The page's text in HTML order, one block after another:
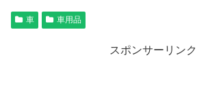
車 車用品
スポンサーリンク